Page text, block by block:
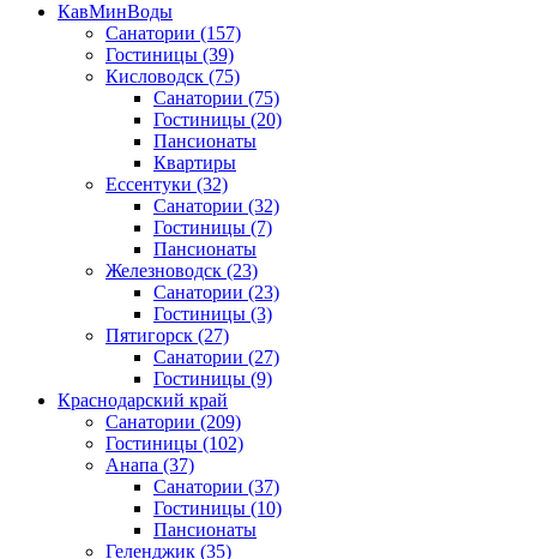
КавМинВоды
Санатории (157)
Гостиницы (39)
Кисловодск (75)
Санатории (75)
Гостиницы (20)
Пансионаты
Квартиры
Ессентуки (32)
Санатории (32)
Гостиницы (7)
Пансионаты
Железноводск (23)
Санатории (23)
Гостиницы (3)
Пятигорск (27)
Санатории (27)
Гостиницы (9)
Краснодарский край
Санатории (209)
Гостиницы (102)
Анапа (37)
Санатории (37)
Гостиницы (10)
Пансионаты
Геленджик (35)